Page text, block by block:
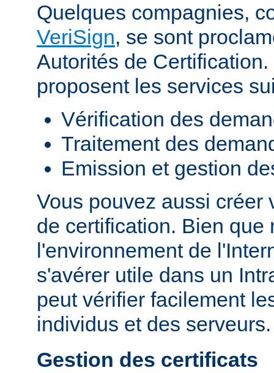
Quelques compagnies,
VeriSign, se sont
Autorités de
proposent les services
Vérification des
Traitement des
Emission et gestion
Vous pouvez aussi créer
de certification. Bien que
l'environnement de
s'avérer utile dans un
peut vérifier facilement
individus et des serveurs.
Gestion des certificats